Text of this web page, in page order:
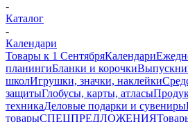
-
Каталог
-
Календари
Товары к 1 СентябряКалендари
планингиБланки и корочки
школИгрушки, значки, наклейки
защитыГлобусы, карты, атласы
техникаДеловые подарки и сувениры
товарыСПЕЦПРЕДЛОЖЕНИЯ